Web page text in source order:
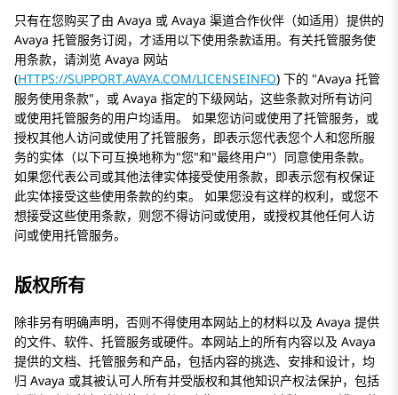
只有在您购买了由 Avaya 或 Avaya 渠道合作伙伴（如适用）提供的
Avaya 托管服务订阅，才适用以下使用条款适用。有关托管服务使
用条款，请浏览 Avaya 网站
(HTTPS://SUPPORT.AVAYA.COM/LICENSEINFO) 下的 Avaya 托管
服务使用条款 ，或 Avaya 指定的下级网站，这些条款对所有访问
或使用托管服务的用户均适用。 如果您访问或使用了托管服务，或
授权其他人访问或使用了托管服务，即表示您代表您个人和您所服
务的实体（以下可互换地称为 您 和 最终用户 ）同意使用条款。
如果您代表公司或其他法律实体接受使用条款，即表示您有权保证
此实体接受这些使用条款的约束。 如果您没有这样的权利，或您不
想接受这些使用条款，则您不得访问或使用，或授权其他任何人访
问或使用托管服务。
版权所有
除非另有明确声明，否则不得使用本网站上的材料以及 Avaya 提供
的文件、软件、托管服务或硬件。本网站上的所有内容以及 Avaya
提供的文档、托管服务和产品，包括内容的挑选、安排和设计，均
归 Avaya 或其被认可人所有并受版权和其他知识产权法保护，包括